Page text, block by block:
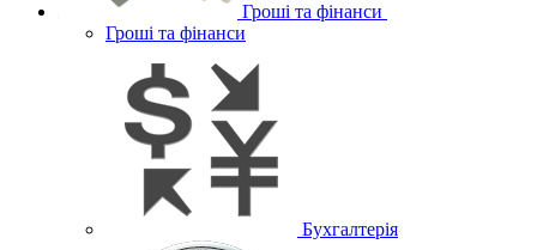
Гроші та фінанси
Гроші та фінанси
Бухгалтерія